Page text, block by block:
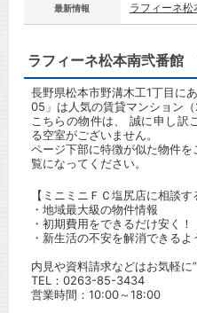
最新情報 ラフィーネ
ラフィーネ松本南弐番館
長野県松本市野溝木工1丁目
05」は人気の賃貸マンション（
こちらの物件は、 誠に申し訳
る空室がございません。
ページ下部に特徴が似た物件
覧になってください。
【ミニミニＦＣ塩尻店に相談す
・地域最大級の物件情報
・初期費用をできるだけ安く！
・新生活の不安を解消できる
内見や資料請求などはお気軽に
TEL：0263-85-3434
営業時間：10:00～18:00